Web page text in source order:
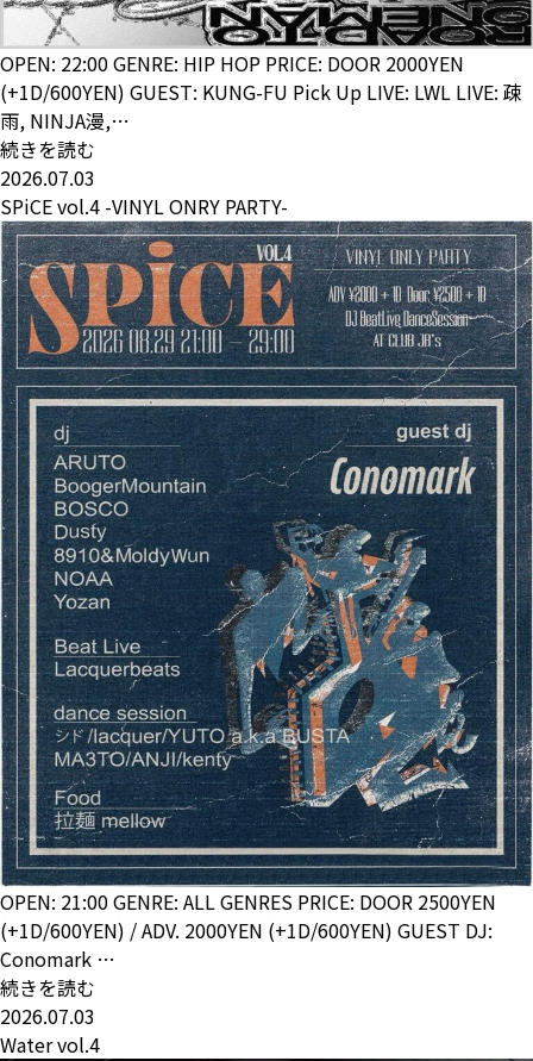
OPEN: 22:00 GENRE: HIP HOP PRICE: DOOR 2000YEN
(+1D/600YEN) GUEST: KUNG-FU Pick Up LIVE: LWL LIVE: 疎
雨, NINJA漫,…
続きを読む
2026.07.03
SPiCE vol.4 -VINYL ONRY PARTY-
OPEN: 21:00 GENRE: ALL GENRES PRICE: DOOR 2500YEN
(+1D/600YEN) / ADV. 2000YEN (+1D/600YEN) GUEST DJ:
Conomark …
続きを読む
2026.07.03
Water vol.4